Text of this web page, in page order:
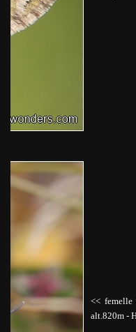
<<
alt.820m -